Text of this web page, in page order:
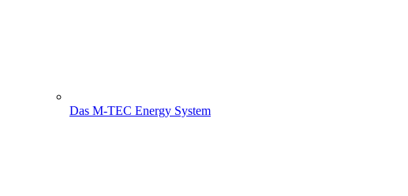
Das M-TEC Energy System